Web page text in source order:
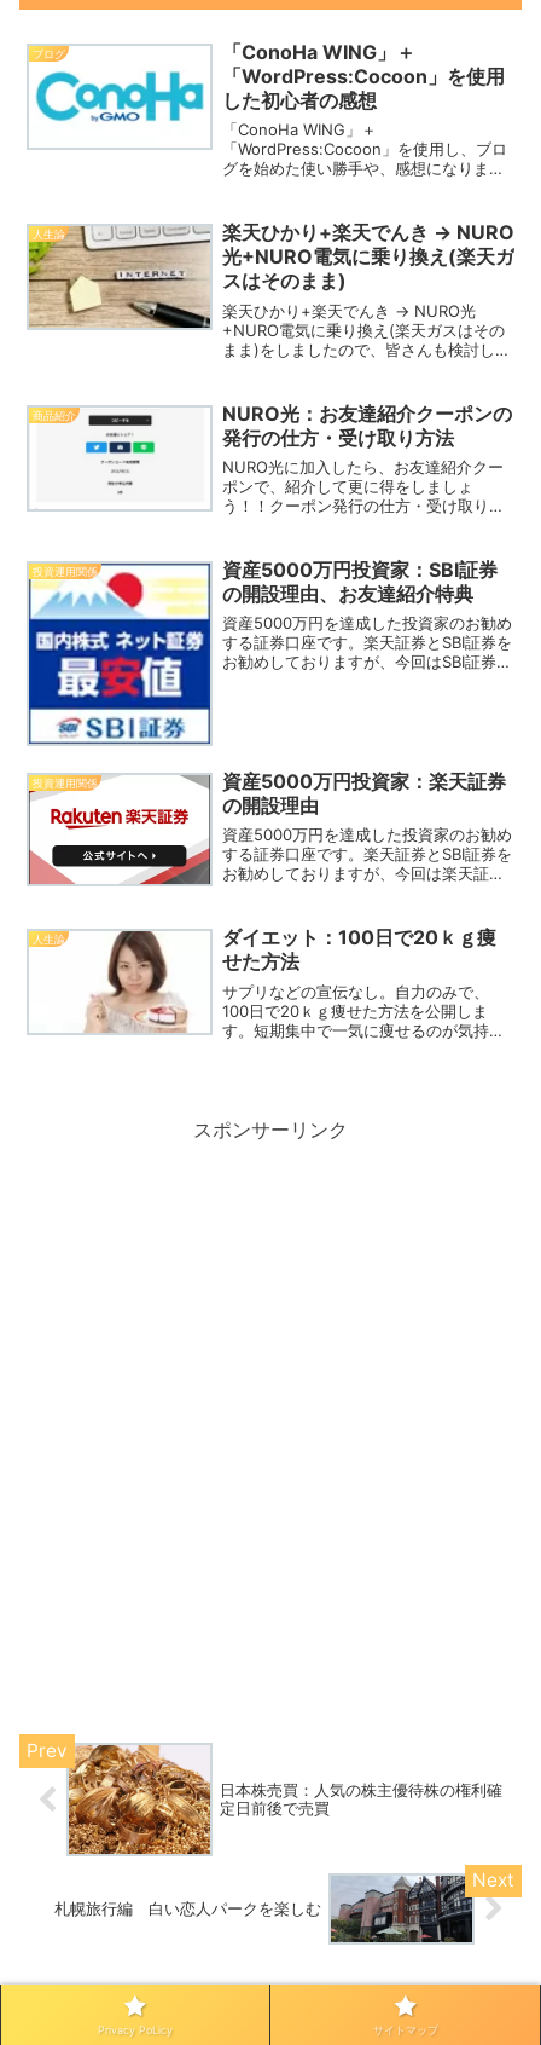
ブログ
「ConoHa WING」＋
「WordPress:Cocoon」を使用
した初心者の感想
「ConoHa WING」＋
「WordPress:Cocoon」を使用し、ブロ
グを始めた使い勝手や、感想になりま
人生論
楽天ひかり+楽天でんき → NURO
光+NURO電気に乗り換え(楽天ガ
スはそのまま)
楽天ひかり+楽天でんき → NURO光
+NURO電気に乗り換え(楽天ガスはその
まま)をしましたので、皆さんも検討して
ば、更にお得です。
商品紹介
NURO光：お友達紹介クーポンの
発行の仕方・受け取り方法
NURO光に加入したら、お友達紹介クー
ポンで、紹介して更に得をしましょ
う！！クーポン発行の仕方・受け取り方
投資運用関係
資産5000万円投資家：SBI証券
の開設理由、お友達紹介特典
資産5000万円を達成した投資家のお勧め
する証券口座です。楽天証券とSBI証券を
お勧めしておりますが、今回はSBI証券を
投資運用関係
資産5000万円投資家：楽天証券
の開設理由
資産5000万円を達成した投資家のお勧め
する証券口座です。楽天証券とSBI証券を
お勧めしておりますが、今回は楽天証券
済圏なら、楽天証券は必須なので、即時
開設しましょう。
人生論
ダイエット：100日で20ｋｇ痩
せた方法
サプリなどの宣伝なし。自力のみで、
100日で20ｋｇ痩せた方法を公開しま
す。短期集中で一気に痩せるのが気持ち
スポンサーリンク
日本株売買：人気の株主優待株の権利確
定日前後で売買
札幌旅行編 白い恋人パークを楽しむ
コメント
Privacy PoLicy サイトマップ